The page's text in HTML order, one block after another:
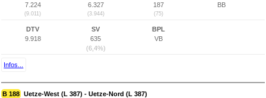
7.224
(9.011)
6.327
(3.944)
187
(75)
BB
DTV
9.918
SV
635
(6,4%)
BPL
VB
Infos...
B 188 Uetze-West (L 387) - Uetze-Nord (L 387)